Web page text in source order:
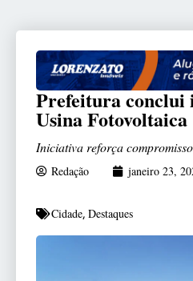
Prefeitura conclui
Usina Fotovoltaica
Iniciativa reforça
Redação janeiro 23,
Cidade, Destaques